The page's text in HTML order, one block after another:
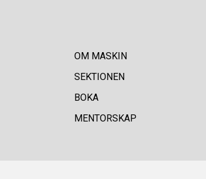
OM MASKIN
SEKTIONEN
BOKA
MENTORSKAP